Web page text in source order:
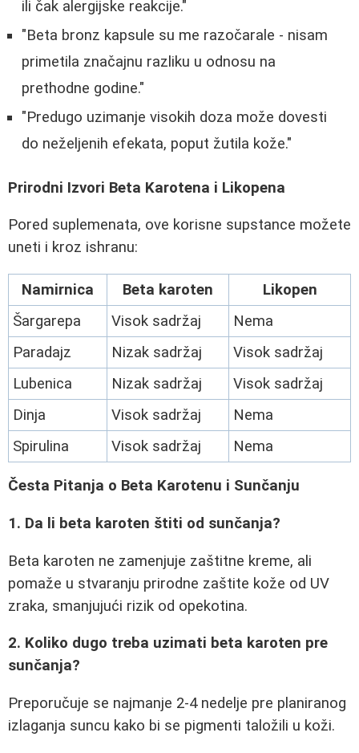
ili čak alergijske reakcije."
"Beta bronz kapsule su me razočarale - nisam
primetila značajnu razliku u odnosu na
prethodne godine."
"Predugo uzimanje visokih doza može dovesti
do neželjenih efekata, poput žutila kože."
Prirodni Izvori Beta Karotena i Likopena
Pored suplemenata, ove korisne supstance možete
uneti i kroz ishranu:
Namirnica Beta karoten
Likopen
Šargarepa
Visok sadržaj
Nema
Paradajz
Nizak sadržaj
Visok sadržaj
Lubenica
Nizak sadržaj
Visok sadržaj
Dinja
Visok sadržaj
Nema
Spirulina
Visok sadržaj Nema
Česta Pitanja o Beta Karotenu i Sunčanju
1. Da li beta karoten štiti od sunčanja?
Beta karoten ne zamenjuje zaštitne kreme, ali
pomaže u stvaranju prirodne zaštite kože od UV
zraka, smanjujući rizik od opekotina.
2. Koliko dugo treba uzimati beta karoten pre
sunčanja?
Preporučuje se najmanje 2-4 nedelje pre planiranog
izlaganja suncu kako bi se pigmenti taložili u koži.